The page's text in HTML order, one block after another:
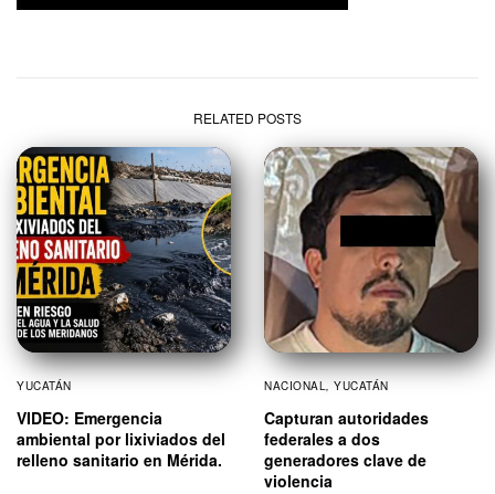
RELATED POSTS
YUCATÁN
VIDEO: Emergencia
ambiental por lixiviados del
relleno sanitario en Mérida.
NACIONAL, YUCATÁN
Capturan autoridades
federales a dos
generadores clave de
violencia